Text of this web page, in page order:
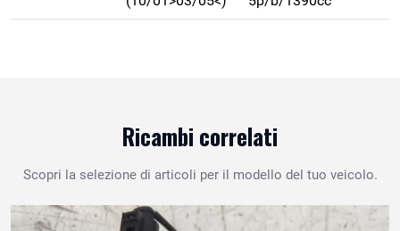
Ricambi correlati
Scopri la selezione di articoli per il modello del tuo veicolo.